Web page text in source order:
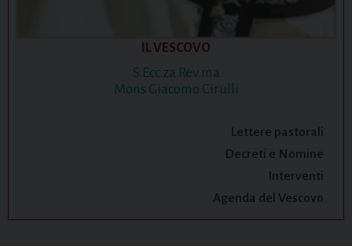
IL VESCOVO
S.Ecc.za Rev.ma
Mons Giacomo Cirulli
Lettere pastorali
Decreti e Nomine
Interventi
Agenda del Vescovo